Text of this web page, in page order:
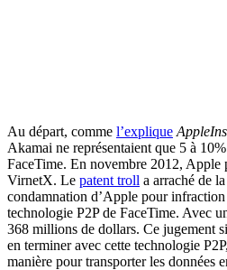
Au départ, comme l’explique
Akamai ne représentaient que 5 à
FaceTime. En novembre 2012, Apple
VirnetX. Le patent troll a arraché de
condamnation d’Apple pour
technologie P2P de FaceTime. Avec
368 millions de dollars. Ce jugement
en terminer avec cette technologie
manière pour transporter les données